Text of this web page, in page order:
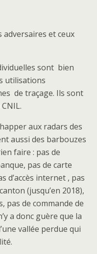
adversaires et ceux
sont bien
utilisations
de traçage. Ils sont
aux radars des
aussi des barbouzes
faire : pas de
pas de carte
d’accès internet , pas
(jusqu’en 2018),
pas de commande de
a donc guère que la
vallée perdue qui